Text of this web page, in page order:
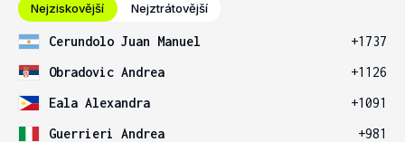
Nejziskovější Nejztrátovější
Cerundolo Juan Manuel
+1737
Obradovic Andrea
+1126
Eala Alexandra
+1091
Guerrieri Andrea
+981